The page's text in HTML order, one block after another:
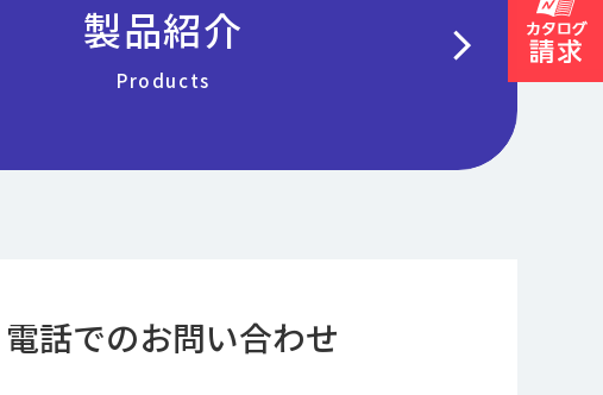
製品紹介
Products chevron_right
電話でのお問い合わせ